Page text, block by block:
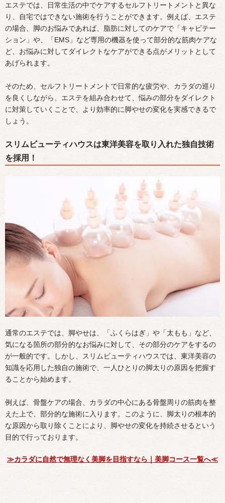
エステでは、日常生活の中でケアするセルフトリートメントと異な
り、自宅ではできない施術を行うことができます。例えば、エステ
の場合、脚のお悩みであれば、脂肪に対してのケアで「キャビテー
ション」や、「EMS」など専用の機器を使って部分的な筋肉ケアな
ど、お悩みに対してダイレクトなケアができる点がメリットとして
あげられます。
そのため、セルフトリートメントで日常的な疲労や、カラダの巡り
を良くしながら、エステを組み合わせて、悩みの部分をダイレクト
に対策していくことで、より効率的に脚やせの変化を実感できるで
しょう。
スリムビューティハウスは東洋美容を取り入れた独自技術
を採用！
通常のエステでは、脚やせは、「ふくらはぎ」や「太もも」など、
気になる箇所の部分的なお悩みに対して、その部分のケアをするの
が一般的です。しかし、スリムビューティハウスでは、東洋美容の
知識を応用した独自の施術で、一人ひとりの脚太りの原因を把握す
ることから始めます。
例えば、骨盤ケアの場合、カラダの中心にある骨盤周りの筋肉を整
えた上で、部分的な施術に入ります。このように、脚太りの根本的
な原因から取り除くことにより、脚やせの変化を持続させるという
目的で行っております。
≫カラダに自然で無理なく美脚を目指すなら｜美脚コース一覧へ≪